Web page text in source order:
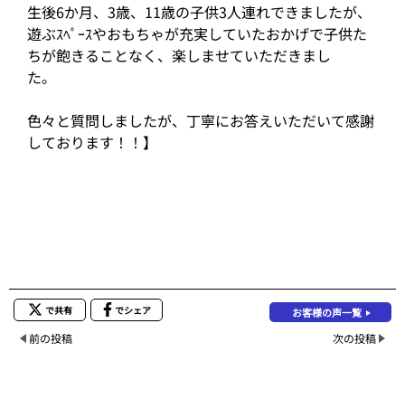
生後6か月、3歳、11歳の子供3人連れできましたが、
遊ぶｽﾍﾟｰｽやおもちゃが充実していたおかげで子供た
ちが飽きることなく、楽しませていただきまし
色々と質問しましたが、丁寧にお答えいただいて感謝
しております！！】
で共有 でシェア お客様の声一覧
前の投稿 次の投稿